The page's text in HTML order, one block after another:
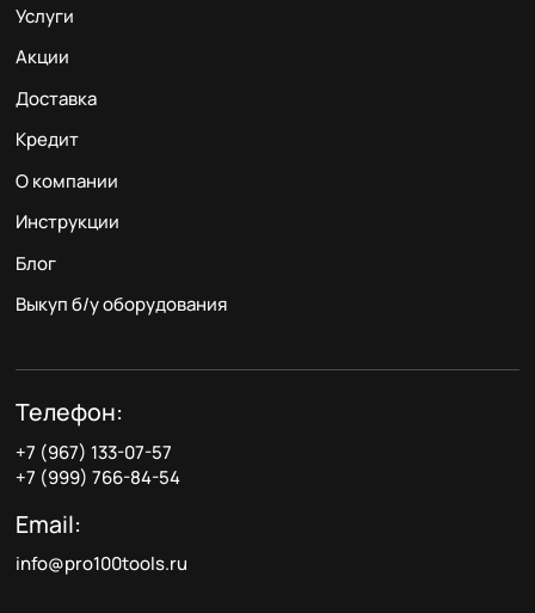
Услуги
Акции
Доставка
Кредит
О компании
Инструкции
Блог
Выкуп б/у оборудования
Телефон:
+7 (967) 133-07-57
+7 (999) 766-84-54
Email:
info@pro100tools.ru